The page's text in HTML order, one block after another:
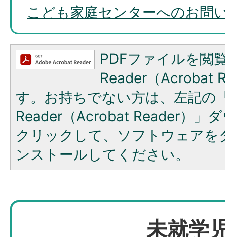
こども家庭センターへのお問
PDFファイルを閲
Reader（Acrobat
す。お持ちでない方は、左記の
Reader（Acrobat Reader）」
クリックして、ソフトウェア
ンストールしてください。
未就学